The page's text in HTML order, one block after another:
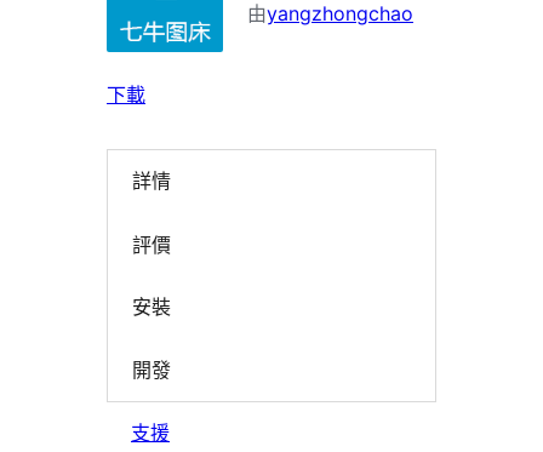
由yangzhongchao
下載
詳情
評價
安裝
開發
支援